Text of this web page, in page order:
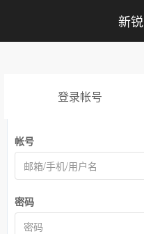
新
登录帐号
帐号
密码